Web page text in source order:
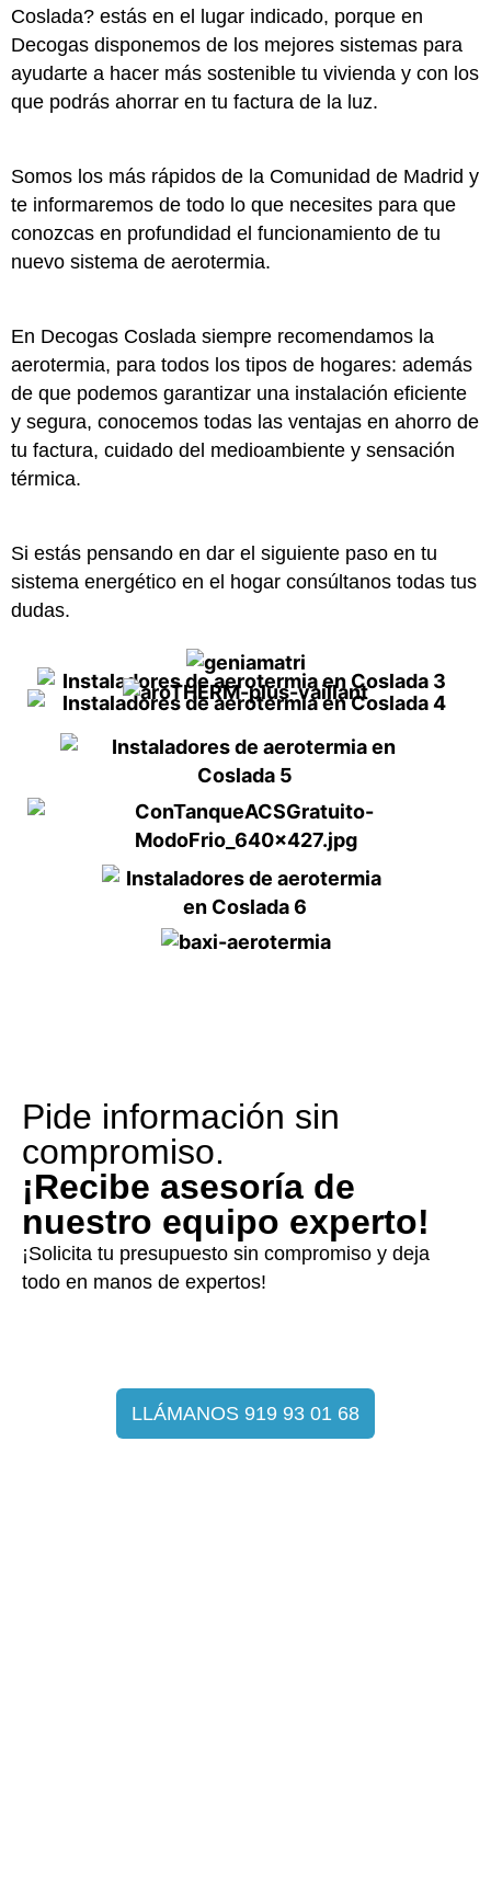
Coslada? estás en el lugar indicado, porque en
Decogas disponemos de los mejores sistemas para
ayudarte a hacer más sostenible tu vivienda y con los
que podrás ahorrar en tu factura de la luz.
Somos los más rápidos de la Comunidad de Madrid y
te informaremos de todo lo que necesites para que
conozcas en profundidad el funcionamiento de tu
nuevo sistema de aerotermia.
En Decogas Coslada siempre recomendamos la
aerotermia, para todos los tipos de hogares: además
de que podemos garantizar una instalación eficiente
y segura, conocemos todas las ventajas en ahorro de
tu factura, cuidado del medioambiente y sensación
térmica.
Si estás pensando en dar el siguiente paso en tu
sistema energético en el hogar consúltanos todas tus
dudas.
Pide información sin
compromiso.
¡Recibe asesoría de
nuestro equipo experto!
¡Solicita tu presupuesto sin compromiso y deja
todo en manos de expertos!
LLÁMANOS 919 93 01 68